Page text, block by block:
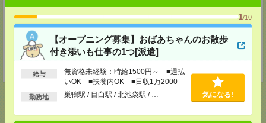
1/10
【オープニング募集】おばあちゃんのお散歩
付き添いも仕事の1つ[派遣]
給与
無資格未経験：時給1500円～ ■週払
いOK ■扶養内OK ■日収1万2000円
以上
勤務地 巣鴨駅 / 目白駅 / 北池袋駅 / … 気になる!
・冷却ジェルシート
・塩分タブレット
・完全防水リュック
・軽量安全靴
・靴下3足